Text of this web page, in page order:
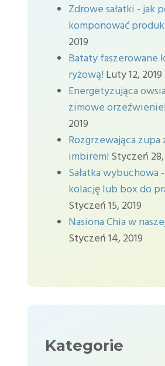
Zdrowe sałatki - jak
komponować
2019
Bataty faszerowane
ryżową! Luty 12, 2019
Energetyzująca
zimowe orzeźwienie!
2019
Rozgrzewająca zupa
imbirem! Styczeń
Sałatka wybuchowa
kolację lub box do
Styczeń 15, 2019
Nasiona Chia w
Styczeń 14, 2019
Kategorie